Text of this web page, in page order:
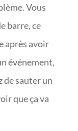
Vous
barre, ce
après avoir
événement,
de sauter un
que ça va